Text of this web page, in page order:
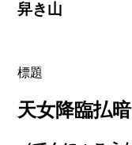
舁き山
標題
天女降臨払